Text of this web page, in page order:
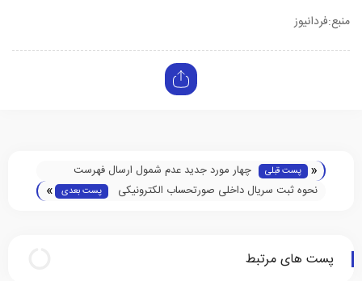
منبع:فردانیوز
« پست قبلی
چهار مورد جدید عدم شمول ارسال فهرست
معاملات اعلام شد
نحوه ثبت سریال داخلی صورتحساب الکترونیکی
پست بعدی »
پست های مرتبط